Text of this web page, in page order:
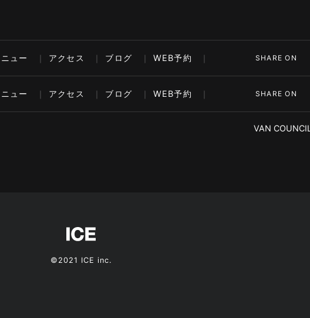
ニュー アクセス ブログ WEB予約 SHARE ON
ニュー アクセス ブログ WEB予約 SHARE ON
VAN
©2021 ICE inc.